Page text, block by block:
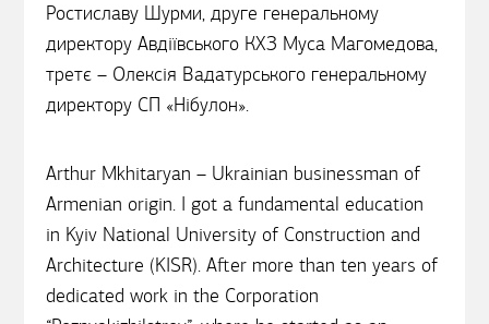
Ростиславу Шурми, друге генеральному
директору Авдіївського КХЗ Муса Магомедова,
третє – Олексія Вадатурського генеральному
директору СП «Нібулон».
Arthur Mkhitaryan – Ukrainian businessman of
Armenian origin. I got a fundamental education
in Kyiv National University of Construction and
Architecture (KISR). After more than ten years of
dedicated work in the Corporation